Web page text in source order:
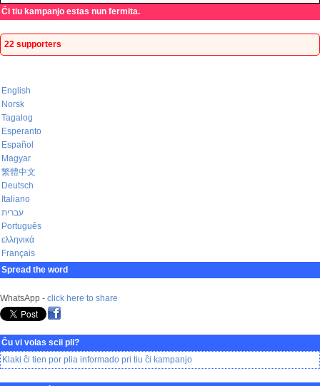
Ĉi tiu kampanjo estas nun fermita.
22 supporters
English
Norsk
Tagalog
Esperanto
Español
Magyar
繁體中文
Deutsch
Italiano
עברית
Português
ελληνικά
Français
Spread the word
WhatsApp - click here to share
Ĉu vi volas scii pli?
Klaki ĉi tien por plia informado pri tiu ĉi kampanjo